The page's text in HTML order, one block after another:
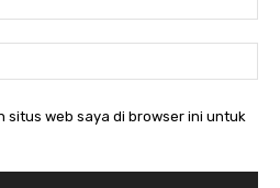
situs web saya di browser ini untuk